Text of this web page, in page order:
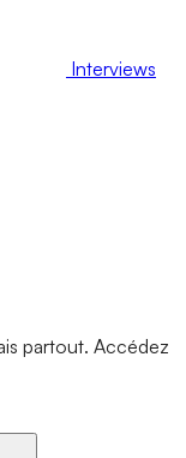
Interviews
partout. Accédez